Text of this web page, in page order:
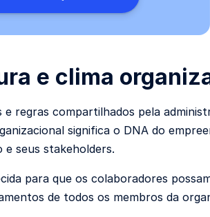
e clima
regras compartilhados pela
significa o DNA do
e seus stakeholders.
para que os colaboradores
de todos os membros da